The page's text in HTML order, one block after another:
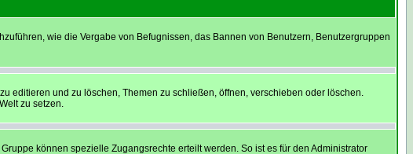
wie die Vergabe von Befugnissen, das Bannen von Benutzern, Benutzergruppen
editieren und zu löschen, Themen zu schließen, öffnen, verschieben oder löschen.
zu setzen.
können spezielle Zugangsrechte erteilt werden. So ist es für den Administrator